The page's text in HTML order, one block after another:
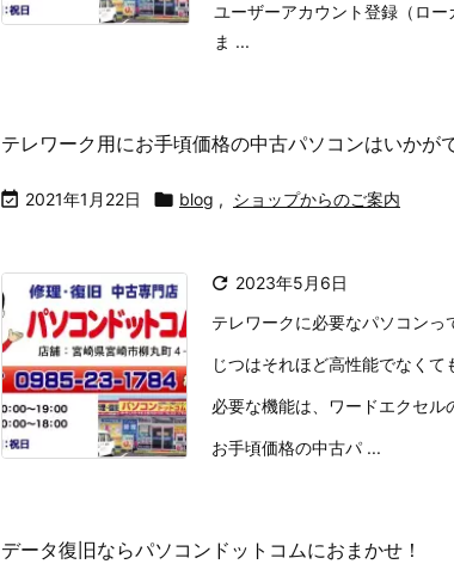
ユーザーアカウント登録（ロ
ま ...
テレワーク用にお手頃価格の中古パソコンはいかが
 2021年1月22日  blog , ショップからのご案内
 2023年5月6日
テレワークに必要なパソコンっ
じつはそれほど高性能でなくて
必要な機能は、ワードエクセル
お手頃価格の中古パ ...
データ復旧ならパソコンドットコムにおまかせ！